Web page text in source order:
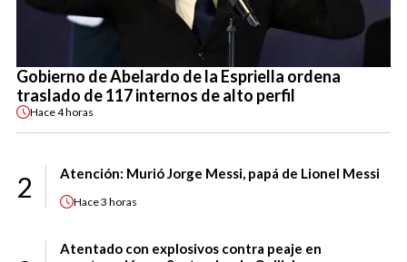
Gobierno de Abelardo de la Espriella ordena
traslado de 117 internos de alto perfil
Hace4 horas
2 Atención: Murió Jorge Messi, papá de Lionel Messi
Hace3 horas
Atentado con explosivos contra peaje en